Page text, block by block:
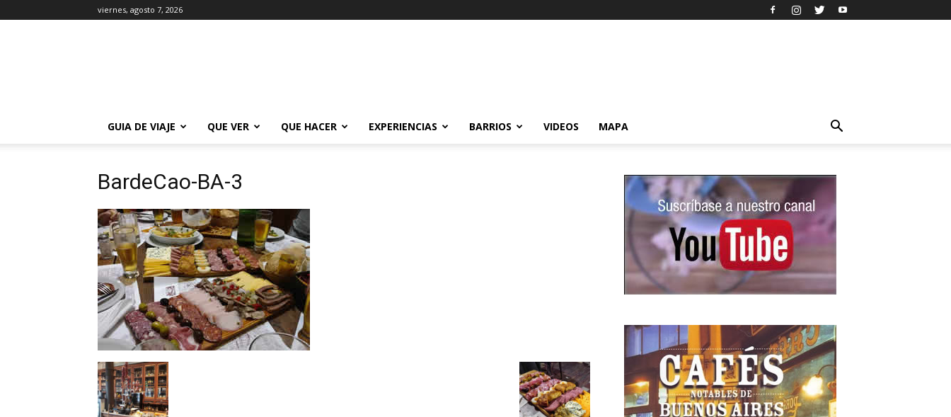
viernes, agosto 7, 2026
GUIA DE VIAJE
QUE VER QUE HACER EXPERIENCIAS BARRIOS VIDEOS MAPA
BardeCao-BA-3